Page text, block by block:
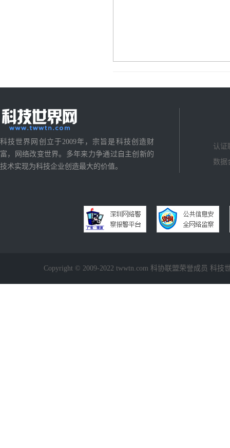
科技世界网创立于2009年，宗旨是科技创造财
富，网络改变世界。多年来力争通过自主创新的
技术实现为科技企业创造最大的价值。
认证
数据
Copyright © 2009-2022 twwtn.com 科协联盟荣誉成员 科